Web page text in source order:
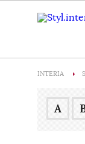
INTERIA
A